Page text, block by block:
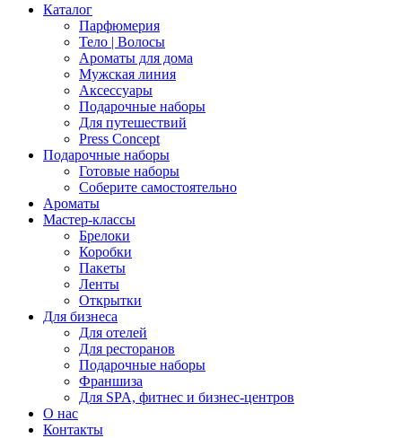
Каталог
Парфюмерия
Тело | Волосы
Ароматы для дома
Мужская линия
Аксессуары
Подарочные наборы
Для путешествий
Press Concept
Подарочные наборы
Готовые наборы
Соберите самостоятельно
Ароматы
Мастер-классы
Брелоки
Коробки
Пакеты
Ленты
Открытки
Для бизнеса
Для отелей
Для ресторанов
Подарочные наборы
Франшиза
Для SPA, фитнес и бизнес-центров
О нас
Контакты